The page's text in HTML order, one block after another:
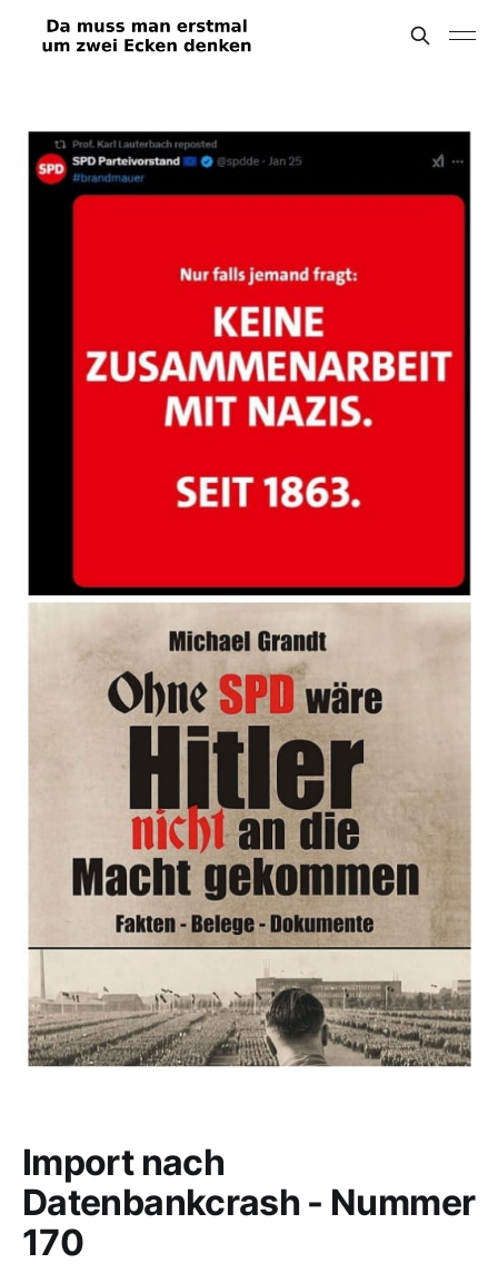
Import nach
Datenbankcrash - Nummer
170